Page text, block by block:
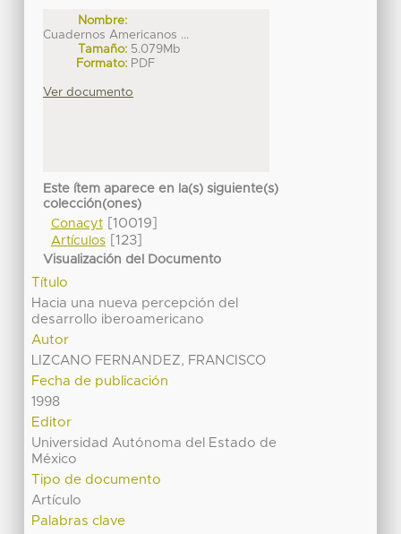
Nombre:
Cuadernos Americanos ...
Tamaño: 5.079Mb
Formato: PDF
Ver documento
Este ítem aparece en la(s) siguiente(s)
colección(ones)
Conacyt[10019]
Artículos[123]
Visualización del Documento
Título
Hacia una nueva percepción del
desarrollo iberoamericano
Autor
LIZCANO FERNANDEZ, FRANCISCO
Fecha de publicación
1998
Editor
Universidad Autónoma del Estado de
México
Tipo de documento
Artículo
Palabras clave